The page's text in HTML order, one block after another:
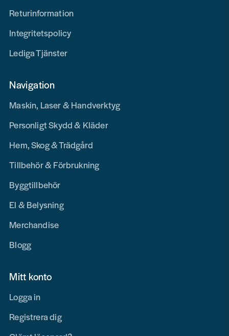
Returinformation
Integritetspolicy
Lediga Tjänster
Navigation
Maskin, Laser & Handverktyg
Personligt Skydd & Kläder
Hem, Skog & Trädgård
Tillbehör & Förbrukning
Byggtillbehör
El & Belysning
Merchandise
Blogg
Mitt konto
Logga in
Registrera dig